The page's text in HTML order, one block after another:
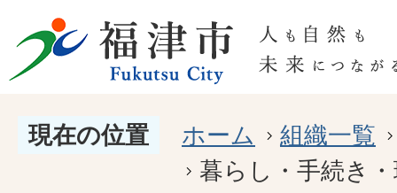
現在の位置 ホーム
組織一覧
暮らし・手続き